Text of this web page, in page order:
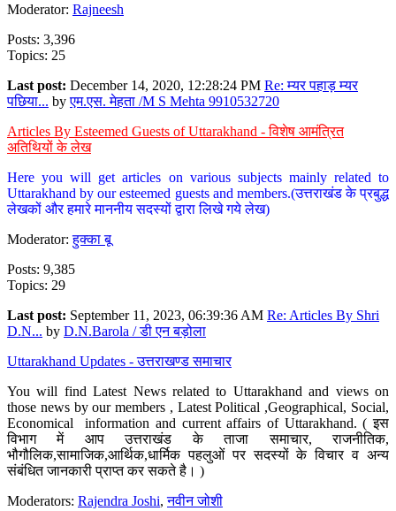
Moderator: Rajneesh
Posts: 3,396
Topics: 25
Last post: December 14, 2020, 12:28:24 PM Re: म्यर पहाड़ म्यर
पछिया... byएम.एस. मेहता /M S Mehta 9910532720
Articles By Esteemed Guests of Uttarakhand - विशेष आमंत्रित
अतिथियों के लेख
Here you will get articles on various subjects mainly related to
Uttarakhand by our esteemed guests and members.(उत्तराखंड के प्रबुद्ध
लेखकों और हमारे माननीय सदस्यों द्वारा लिखे गये लेख)
Moderator:हुक्का बू
Posts: 9,385
Topics: 29
Last post: September 11, 2023, 06:39:36 AM Re: Articles By Shri
D.N... by D.N.Barola / डी एन बड़ोला
Uttarakhand Updates - उत्तराखण्ड समाचार
You will find Latest News related to Uttarakhand and views on
those news by our members , Latest Political ,Geographical, Social,
Economical information and current affairs of Uttarakhand. ( इस
विभाग में आप उत्तराखंड के ताजा समाचार, राजनीतिक,
भौगौलिक,सामाजिक,आर्थिक,धार्मिक पहलुओं पर सदस्यों के विचार व अन्य
संबंधित जानकारी प्राप्त कर सकते है। )
Moderators: Rajendra Joshi,नवीन जोशी